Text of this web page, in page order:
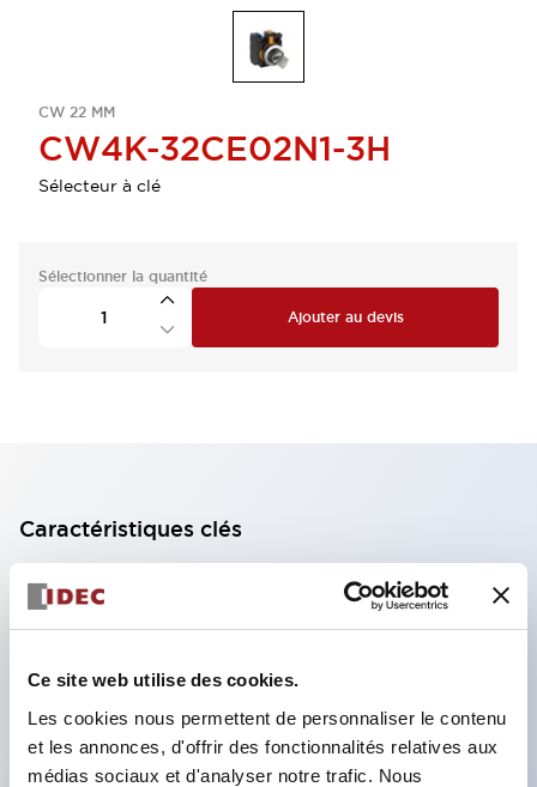
Ce site web utilise des cookies.
Les cookies nous permettent de personnaliser le contenu
et les annonces, d'offrir des fonctionnalités relatives aux
médias sociaux et d'analyser notre trafic. Nous
CW 22 MM
CW4K-32CE02N1-3H
Sélecteur à clé
Sélectionner la quantité
Ajouter au devis
Caractéristiques clés
Bloc de contact à 2 étages avec 2 contacts,
permettant une configuration à 4 contacts
contact à 11 étages), 59,9 mm (*bloc de contact à
22 étages). Conception peu encombrante